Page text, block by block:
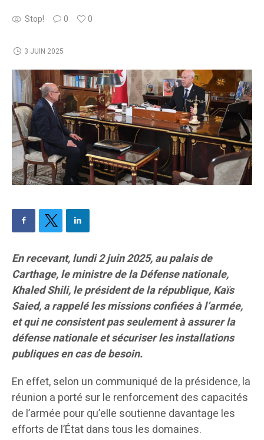
Stop! 0 0
3 JUIN 2025
En recevant, lundi 2 juin 2025, au palais de
Carthage, le ministre de la Défense nationale,
Khaled Shili, le président de la république, Kaïs
Saied, a rappelé les missions confiées à l’armée,
et qui ne consistent pas seulement à assurer la
défense nationale et sécuriser les installations
publiques en cas de besoin.
En effet, selon un communiqué de la présidence, la
réunion a porté sur le renforcement des capacités
de l’armée pour qu’elle soutienne davantage les
efforts de l’État dans tous les domaines.